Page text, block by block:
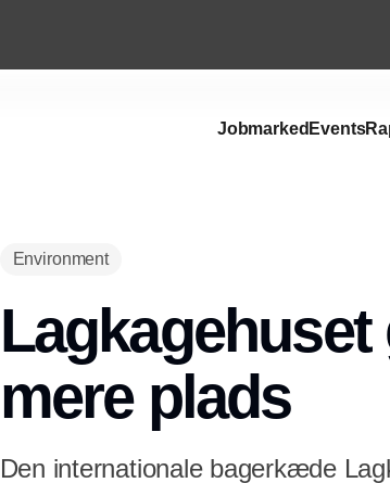
Jobmarked Events
Environment
mere plads
Den internationale bagerkæde